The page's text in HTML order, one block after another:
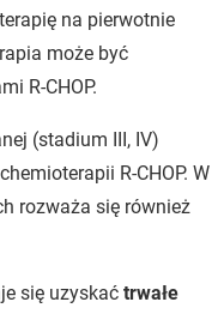
na pierwotnie
może być
R-CHOP.
(stadium III, IV)
R-CHOP. W
rozważa się również
się uzyskać trwałe